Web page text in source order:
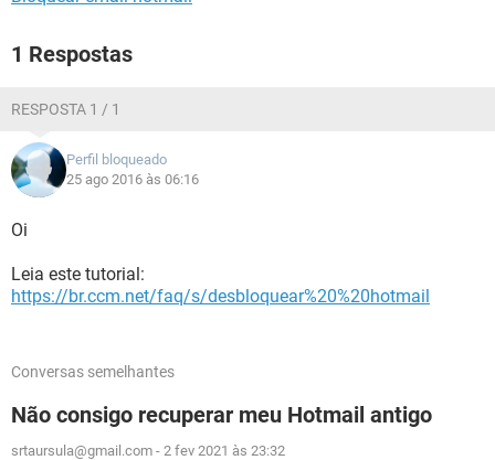
1 Respostas
RESPOSTA 1 / 1
Perfil bloqueado
25 ago 2016 às 06:16
Oi
Leia este tutorial:
https://br.ccm.net/faq/s/desbloquear%20%20hotmail
Conversas semelhantes
Não consigo recuperar meu Hotmail antigo
srtaursula@gmail.com - 2 fev 2021 às 23:32